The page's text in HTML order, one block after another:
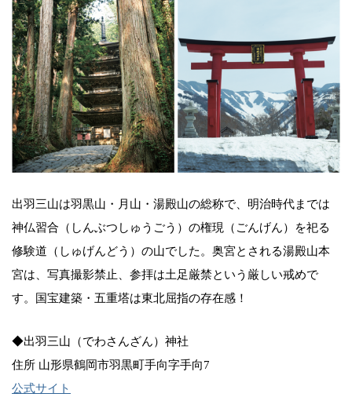
出羽三山は羽黒山・月山・湯殿山の総称で、明治時代までは
神仏習合（しんぶつしゅうごう）の権現（ごんげん）を祀る
修験道（しゅげんどう）の山でした。奥宮とされる湯殿山本
宮は、写真撮影禁止、参拝は土足厳禁という厳しい戒めで
す。国宝建築・五重塔は東北屈指の存在感！
◆出羽三山（でわさんざん）神社
住所 山形県鶴岡市羽黒町手向字手向7
公式サイト